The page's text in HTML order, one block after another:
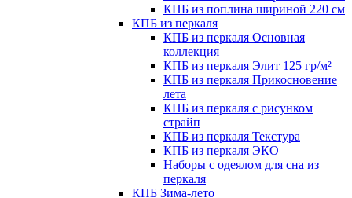
КПБ из поплина шириной 220 см
КПБ из перкаля
КПБ из перкаля Основная
коллекция
КПБ из перкаля Элит 125 гр/м²
КПБ из перкаля Прикосновение
лета
КПБ из перкаля с рисунком
страйп
КПБ из перкаля Текстура
КПБ из перкаля ЭКО
Наборы с одеялом для сна из
перкаля
КПБ Зима-лето